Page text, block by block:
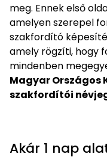
meg. Ennek első
amelyen szerepel
szakfordító
amely rögzíti, hogy
mindenben
Magyar Országos
szakfordítói
Akár 1 nap